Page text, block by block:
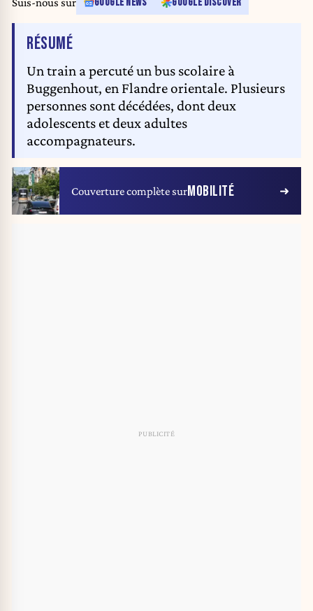
Suis-nous sur GOOGLE NEWS GOOGLE DISCOVER
RÉSUMÉDE L'ARTICLE
Un train a percuté un bus scolaire à
Buggenhout, en Flandre orientale. Plusieurs
personnes sont décédées, dont deux
adolescents et deux adultes
accompagnateurs.
Couverture complète surMOBILITÉ